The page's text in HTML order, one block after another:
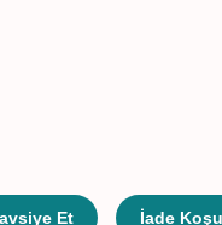
Et İade